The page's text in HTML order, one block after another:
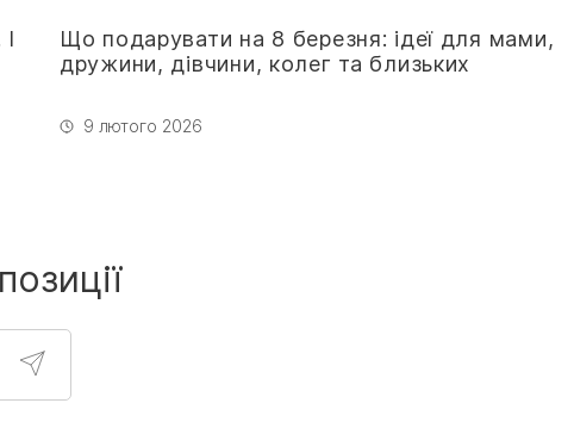
Що подарувати на 8 березня: ідеї для мами,
дружини, дівчини, колег та близьких
9 лютого 2026